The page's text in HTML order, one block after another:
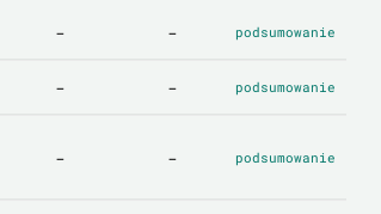
- - podsumowanie
- - podsumowanie
- - podsumowanie